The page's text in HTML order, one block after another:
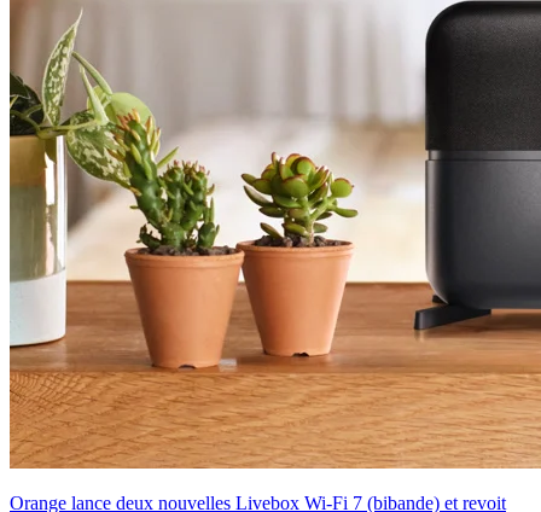
Orange lance deux nouvelles Livebox Wi-Fi 7 (bibande) et revoit